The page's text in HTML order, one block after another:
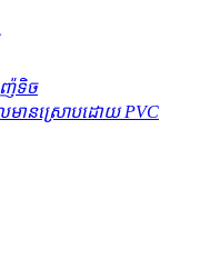
េទិច
មានស្រោបដោយ PVC